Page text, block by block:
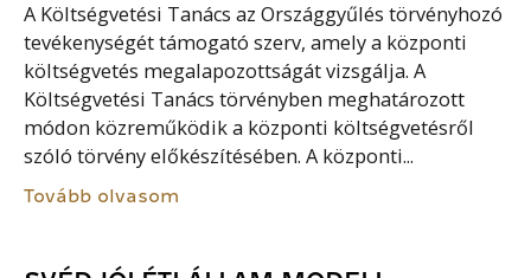
A Költségvetési Tanács az Országgyűlés törvényhozó
tevékenységét támogató szerv, amely a központi
költségvetés megalapozottságát vizsgálja. A
Költségvetési Tanács törvényben meghatározott
módon közreműködik a központi költségvetésről
szóló törvény előkészítésében. A központi...
Tovább olvasom